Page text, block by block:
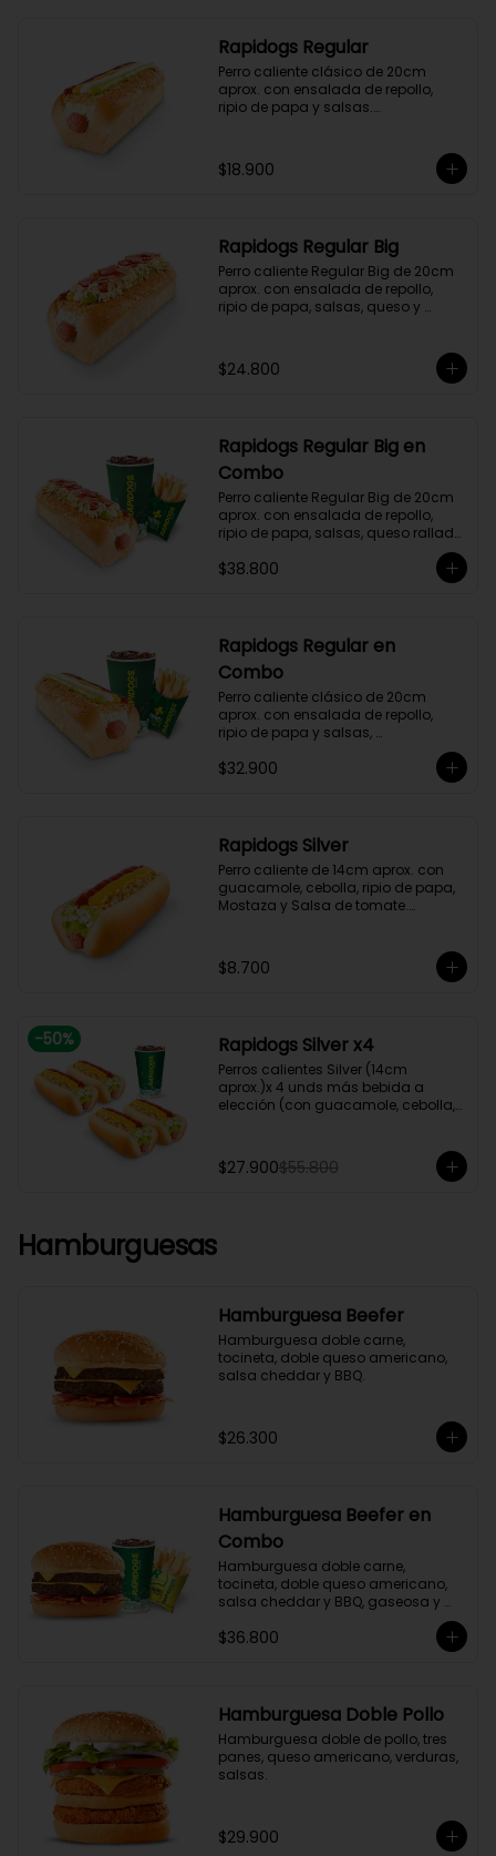
Rapidogs Regular
Perro caliente clásico de 20cm
aprox. con ensalada de repollo,
ripio de papa y salsas.
$18.900
Rapidogs Regular Big
Perro caliente Regular Big de 20cm
aprox. con ensalada de repollo,
ripio de papa, salsas, queso y
$24.800
Rapidogs Regular Big en
Combo
Perro caliente Regular Big de 20cm
aprox. con ensalada de repollo,
ripio de papa, salsas, queso rallado
y tocineta, acompañado de papas
y bebida a elección.
$38.800
Rapidogs Regular en
Combo
Perro caliente clásico de 20cm
aprox. con ensalada de repollo,
ripio de papa y salsas,
acompañado de papas y bebida a
elección. (Hot Dog)
$32.900
Rapidogs Silver
Perro caliente de 14cm aprox. con
guacamole, cebolla, ripio de papa,
Mostaza y Salsa de tomate.
$8.700
-50% Rapidogs Silver x4
Perros calientes Silver (14cm
aprox.)x 4 unds más bebida a
elección (con guacamole, cebolla,
$27.900$55.800
Hamburguesas
Hamburguesa Beefer
Hamburguesa doble carne,
tocineta, doble queso americano,
salsa cheddar y BBQ.
$26.300
Hamburguesa Beefer en
Combo
Hamburguesa doble carne,
tocineta, doble queso americano,
salsa cheddar y BBQ, gaseosa y
$36.800
Hamburguesa Doble Pollo
Hamburguesa doble de pollo, tres
panes, queso americano, verduras,
salsas.
$29.900